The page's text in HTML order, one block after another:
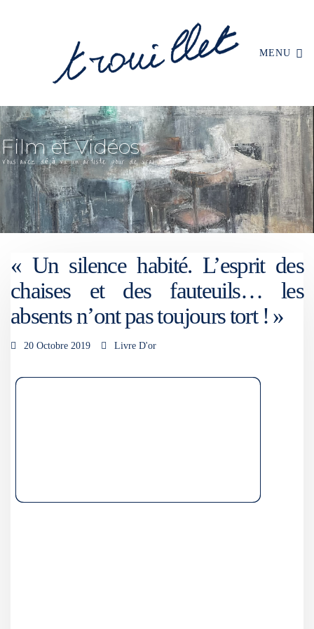
MENU
« Un silence habité. L’esprit des
chaises et des fauteuils… les
absents n’ont pas toujours tort ! »
20 Octobre 2019 Livre D'or